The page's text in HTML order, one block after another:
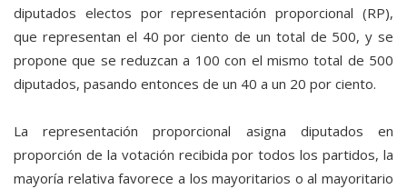
diputados electos por representación proporcional (RP),
que representan el 40 por ciento de un total de 500, y se
propone que se reduzcan a 100 con el mismo total de 500
diputados, pasando entonces de un 40 a un 20 por ciento.
La representación proporcional asigna diputados en
proporción de la votación recibida por todos los partidos, la
mayoría relativa favorece a los mayoritarios o al mayoritario